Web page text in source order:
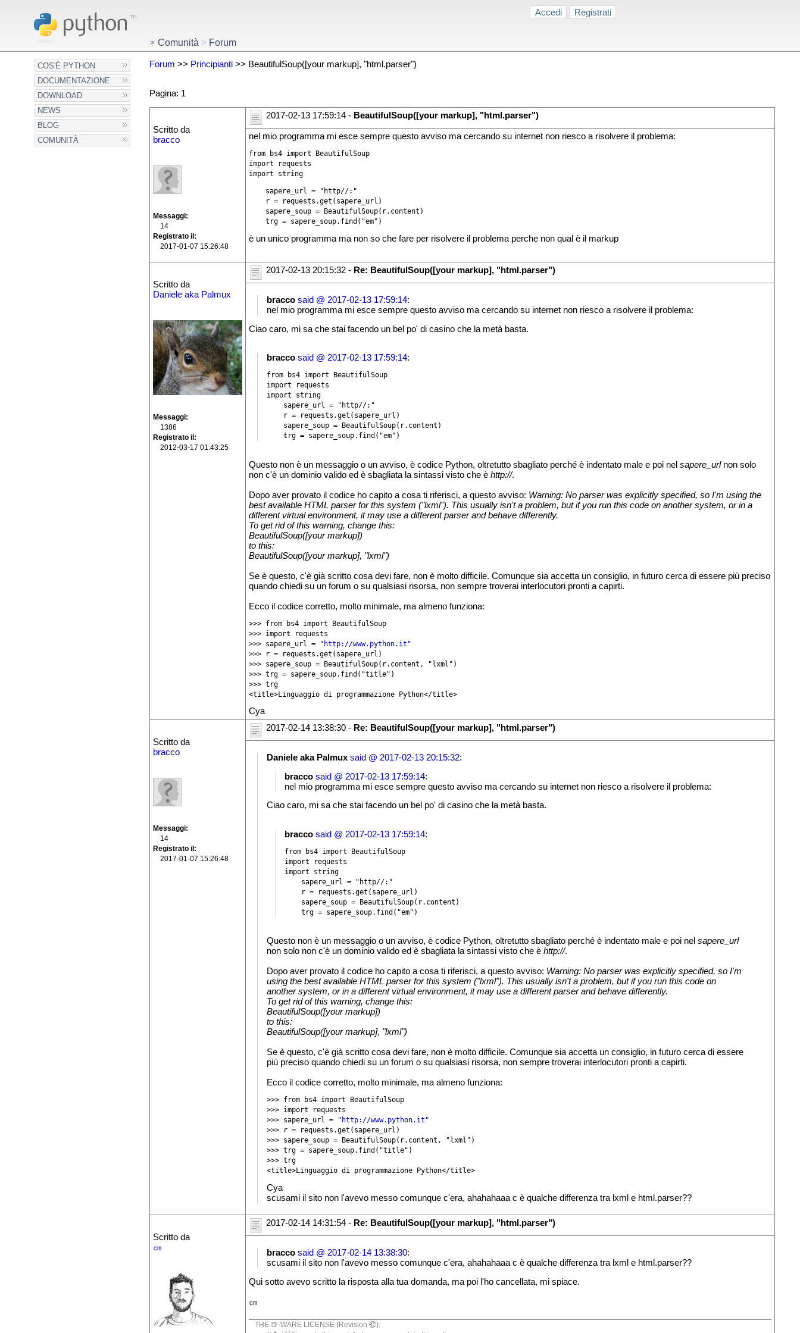
Accedi Registrati
COS'È PYTHON
DOCUMENTAZIONE
DOWNLOAD
NEWS
BLOG
COMUNITÀ
Comunità > Forum
Forum >> Principianti>> BeautifulSoup([your markup], "html.parser")
Pagina: 1
Scritto da
bracco
Messaggi
14
Registrato il
2017-01-07 15:26:48
2017-02-13 17:59:14 - BeautifulSoup([your markup], "html.parser")
nel mio programma mi esce sempre questo avviso ma cercando su internet non riesco a risolvere il problema:
from bs4 import BeautifulSoup
import requests
import string
    sapere_url = "http//:"
    r = requests.get(sapere_url)
    sapere_soup = BeautifulSoup(r.content)
    trg = sapere_soup.find("em")
è un unico programma ma non so che fare per risolvere il problema perche non qual è il markup
Scritto da
Daniele aka Palmux
Messaggi
1386
Registrato il
2012-03-17 01:43:25
2017-02-13 20:15:32 - Re: BeautifulSoup([your markup], "html.parser")
bracco said @ 2017-02-13 17:59:14:
nel mio programma mi esce sempre questo avviso ma cercando su internet non riesco a risolvere il problema:
Ciao caro, mi sa che stai facendo un bel po' di casino che la metà basta.
bracco said @ 2017-02-13 17:59:14:
from bs4 import BeautifulSoup
import requests
import string
    sapere_url = "http//:"
    r = requests.get(sapere_url)
    sapere_soup = BeautifulSoup(r.content)
    trg = sapere_soup.find("em")
Questo non è un messaggio o un avviso, è codice Python, oltretutto sbagliato perché è indentato male e poi nel sapere_urlnon solo
non c'è un dominio valido ed è sbagliata la sintassi visto che è http://.
Dopo aver provato il codice ho capito a cosa ti riferisci, a questo avviso: Warning: No parser was explicitly specified, so I'm using the
best available HTML parser for this system ("lxml"). This usually isn't a problem, but if you run this code on another system, or in a
different virtual environment, it may use a different parser and behave differently.
To get rid of this warning, change this:
BeautifulSoup([your markup])
to this:
BeautifulSoup([your markup], "lxml")
Se è questo, c'è già scritto cosa devi fare, non è molto difficile. Comunque sia accetta un consiglio, in futuro cerca di essere più preciso
quando chiedi su un forum o su qualsiasi risorsa, non sempre troverai interlocutori pronti a capirti.
Ecco il codice corretto, molto minimale, ma almeno funziona:
>>> from bs4 import BeautifulSoup
>>> import requests
>>> sapere_url = " http://www.python.it"
>>> r = requests.get(sapere_url)
>>> sapere_soup = BeautifulSoup(r.content, "lxml")
>>> trg = sapere_soup.find("title")
>>> trg
<title>Linguaggio di programmazione Python</title>
Cya
Scritto da
bracco
Messaggi
14
Registrato il
2017-01-07 15:26:48
2017-02-14 13:38:30 - Re: BeautifulSoup([your markup], "html.parser")
Daniele aka Palmux said @ 2017-02-13 20:15:32:
bracco said @ 2017-02-13 17:59:14:
nel mio programma mi esce sempre questo avviso ma cercando su internet non riesco a risolvere il problema:
Ciao caro, mi sa che stai facendo un bel po' di casino che la metà basta.
bracco said @ 2017-02-13 17:59:14:
from bs4 import BeautifulSoup
import requests
import string
    sapere_url = "http//:"
    r = requests.get(sapere_url)
    sapere_soup = BeautifulSoup(r.content)
    trg = sapere_soup.find("em")
Questo non è un messaggio o un avviso, è codice Python, oltretutto sbagliato perché è indentato male e poi nel sapere_url
non solo non c'è un dominio valido ed è sbagliata la sintassi visto che è http://.
Dopo aver provato il codice ho capito a cosa ti riferisci, a questo avviso: Warning: No parser was explicitly specified, so I'm
using the best available HTML parser for this system ("lxml"). This usually isn't a problem, but if you run this code on
another system, or in a different virtual environment, it may use a different parser and behave differently.
To get rid of this warning, change this:
BeautifulSoup([your markup])
to this:
BeautifulSoup([your markup], "lxml")
Se è questo, c'è già scritto cosa devi fare, non è molto difficile. Comunque sia accetta un consiglio, in futuro cerca di essere
più preciso quando chiedi su un forum o su qualsiasi risorsa, non sempre troverai interlocutori pronti a capirti.
Ecco il codice corretto, molto minimale, ma almeno funziona:
>>> from bs4 import BeautifulSoup
>>> import requests
>>> sapere_url = " http://www.python.it"
>>> r = requests.get(sapere_url)
>>> sapere_soup = BeautifulSoup(r.content, "lxml")
>>> trg = sapere_soup.find("title")
>>> trg
<title>Linguaggio di programmazione Python</title>
Cya
scusami il sito non l'avevo messo comunque c'era, ahahahaaa c è qualche differenza tra lxml e html.parser??
Scritto da
㎝
2017-02-14 14:31:54 - Re: BeautifulSoup([your markup], "html.parser")
bracco said @ 2017-02-14 13:38:30:
scusami il sito non l'avevo messo comunque c'era, ahahahaaa c è qualche differenza tra lxml e html.parser??
Qui sotto avevo scritto la risposta alla tua domanda, ma poi l'ho cancellata, mi spiace.
㎝
THE 🍺-WARE LICENSE (Revision ㊷):